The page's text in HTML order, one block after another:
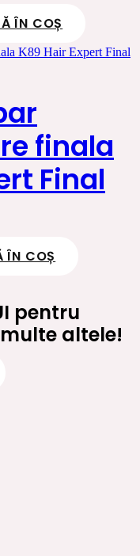
ÎN COȘ
finala
Final
ÎN COȘ
pentru
altele!